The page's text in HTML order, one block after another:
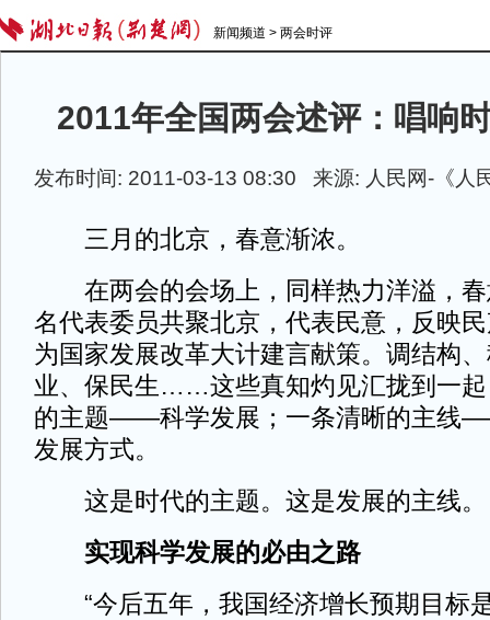
新闻频道 > 两会时评
2011年全国两会述评：唱响
发布时间: 2011-03-13 08:30 来源: 人民网-《
三月的北京，春意渐浓。
在两会的会场上，同样热力洋溢，春
名代表委员共聚北京，代表民意，反映
为国家发展改革大计建言献策。调结构
业、保民生……这些真知灼见汇拢到一起
的主题——科学发展；一条清晰的主线
发展方式。
这是时代的主题。这是发展的主线。
实现科学发展的必由之路
“今后五年，我国经济增长预期目标